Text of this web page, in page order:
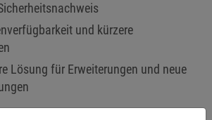
und kürzere
Lösung für Erweiterungen und neue